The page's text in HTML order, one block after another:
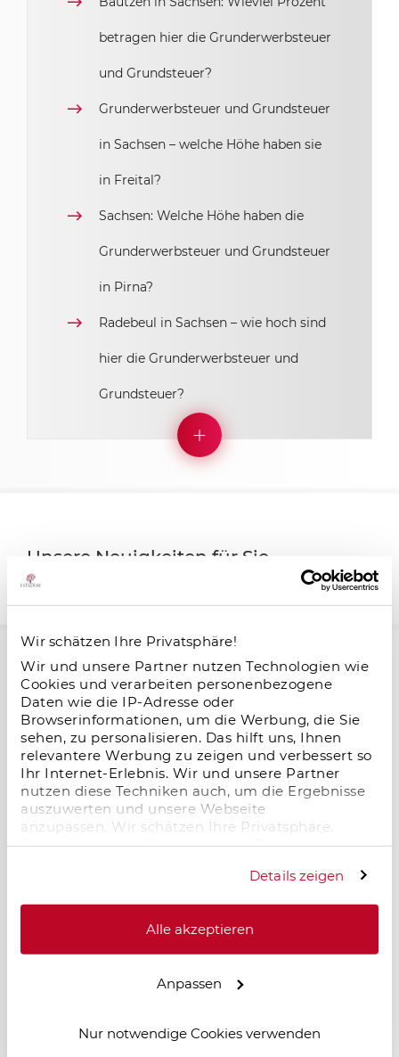
Wir schätzen Ihre Privatsphäre!
Wir und unsere Partner nutzen Technologien wie
Cookies und verarbeiten personenbezogene
Daten wie die IP-Adresse oder
Browserinformationen, um die Werbung, die Sie
sehen, zu personalisieren. Das hilft uns, Ihnen
relevantere Werbung zu zeigen und verbessert so
Ihr Internet-Erlebnis. Wir und unsere Partner
nutzen diese Techniken auch, um die Ergebnisse
auszuwerten und unsere Webseite
anzupassen. Wir schätzen Ihre Privatsphäre.
Daher fragen wir Sie hiermit um Erlaubnis zum
Details zeigen
Alle akzeptieren
Anpassen
Nur notwendige Cookies verwenden
betragen hier die Grunderwerbsteuer
und Grundsteuer?
Grunderwerbsteuer und Grundsteuer
in Sachsen – welche Höhe haben sie
in Freital?
Sachsen: Welche Höhe haben die
Grunderwerbsteuer und Grundsteuer
in Pirna?
Radebeul in Sachsen – wie hoch sind
hier die Grunderwerbsteuer und
Grundsteuer?
Unsere Neuigkeiten für Sie
KfW-Programm 266 „Gewerbe zu
Wohnen“: Welche Immobilien sind
förderfähig?
01.07.2026
Das KfW-Programm 266 „Gewerbe zu
Wohnen“ fördert die Umwandlung
bestehender Nichtwohngebäude in
Wohnraum mit bis zu 30.000 Euro Zuschuss je
förderfähig sind und welche Voraussetzungen
gelten.
Schloss Lenoir in Hessisch Lichtenau –
Denkmalimmobilie als steueroptimierte
22.05.2026